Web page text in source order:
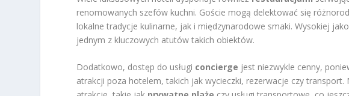
renomowanych szefów kuchni. Goście mogą delektować się
lokalne tradycje kulinarne, jak i międzynarodowe smaki. Wysokiej
jednym z kluczowych atutów takich obiektów.
Dodatkowo, dostęp do usługi concierge jest niezwykle cenny,
atrakcji poza hotelem, takich jak wycieczki, rezerwacje czy